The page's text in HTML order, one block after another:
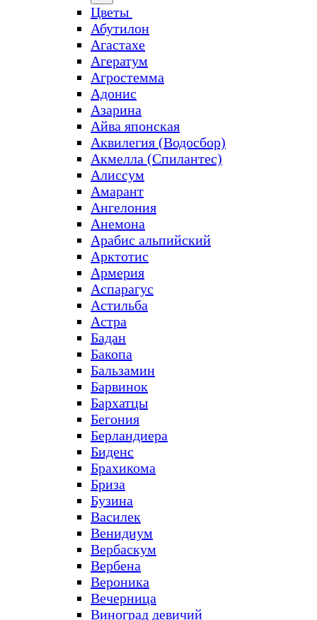
Цветы
Абутилон
Агастахе
Агератум
Агростемма
Адонис
Азарина
Айва японская
Аквилегия (Водосбор)
Акмелла (Спилантес)
Алиссум
Амарант
Ангелония
Анемона
Арабис альпийский
Арктотис
Армерия
Аспарагус
Астильба
Астра
Бадан
Бакопа
Бальзамин
Барвинок
Бархатцы
Бегония
Берландиера
Биденс
Брахикома
Бриза
Бузина
Василек
Венидиум
Вербаскум
Вербена
Вероника
Вечерница
Виноград девичий